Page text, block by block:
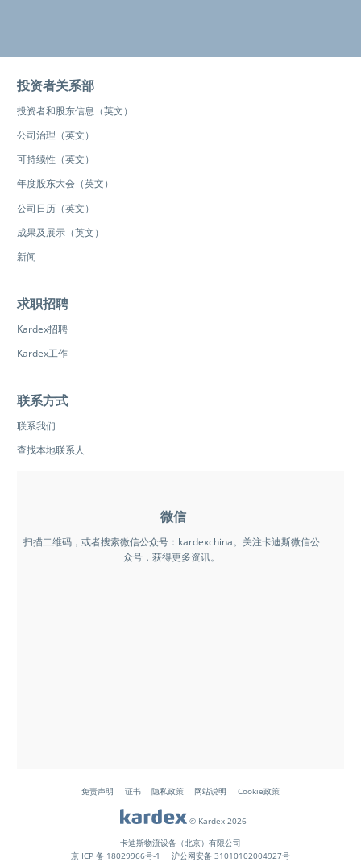
投资者关系部
投资者和股东信息（英文）
公司治理（英文）
可持续性（英文）
年度股东大会（英文）
公司日历（英文）
成果及展示（英文）
新闻
求职招聘
Kardex招聘
Kardex工作
联系方式
联系我们
查找本地联系人
微信
扫描二维码，或者搜索微信公众号：kardexchina。关注卡迪斯微信公
众号，获得更多资讯。
免责声明 证书 隐私政策 网站说明 Cookie政策
© Kardex 2026
卡迪斯物流设备（北京）有限公司
京 ICP 备 18029966号-1
沪公网安备 31010102004927号